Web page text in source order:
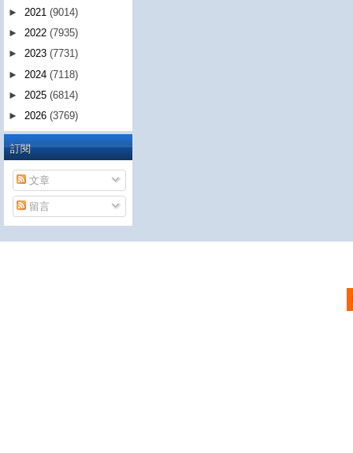
► 2021 (9014)
► 2022 (7935)
► 2023 (7731)
► 2024 (7118)
► 2025 (6814)
► 2026 (3769)
訂閱
文章
留言